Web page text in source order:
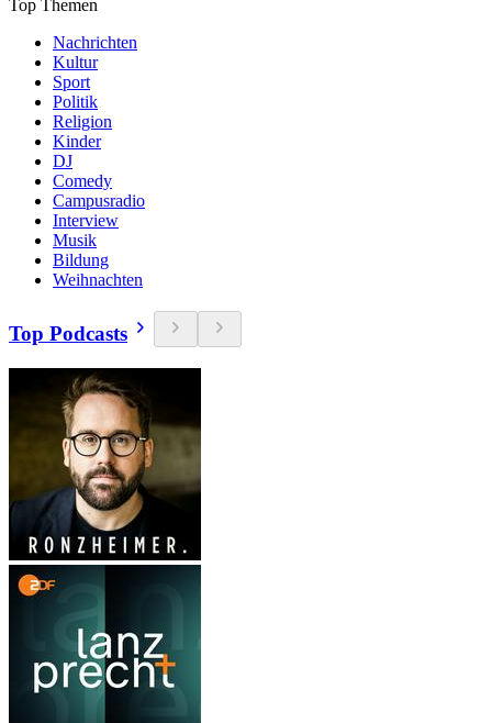
Top Themen
Nachrichten
Kultur
Sport
Politik
Religion
Kinder
DJ
Comedy
Campusradio
Interview
Musik
Bildung
Weihnachten
Top Podcasts